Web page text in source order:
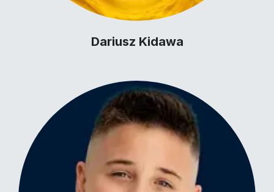
Dariusz Kidawa